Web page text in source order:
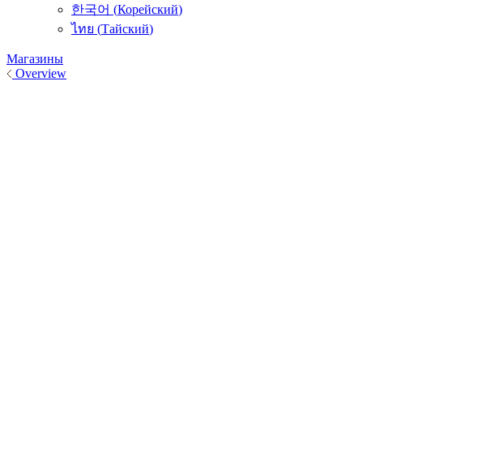
한국어 (Корейский)
ไทย (Тайский)
Магазины
Overview